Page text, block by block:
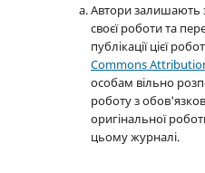
Автори залишають
своєї роботи та
публікації цієї
Commons
особам вільно
роботу з
оригінальної
цьому журналі.